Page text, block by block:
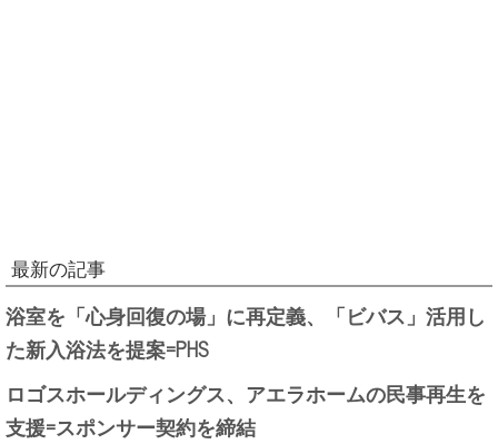
最新の記事
浴室を「心身回復の場」に再定義、「ビバス」活用し
た新入浴法を提案=PHS
ロゴスホールディングス、アエラホームの民事再生を
支援=スポンサー契約を締結